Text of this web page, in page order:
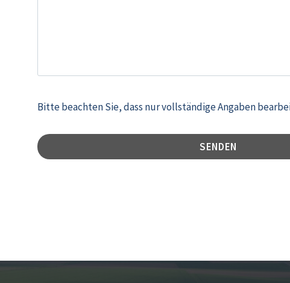
Bitte beachten Sie, dass nur vollständige Angaben